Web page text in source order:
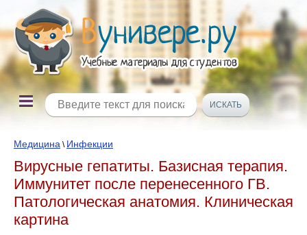
Медицина \ Инфекции
Вирусные гепатиты. Базисная терапия.
Иммунитет после перенесенного ГВ.
Патологическая анатомия. Клиническая
картина